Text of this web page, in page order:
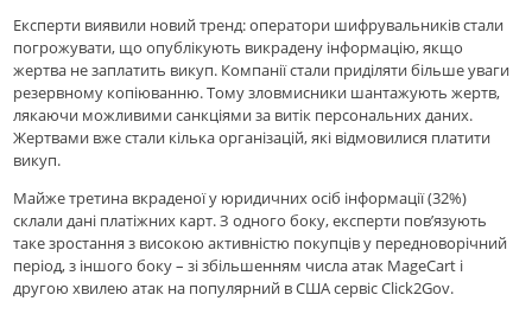
Експерти виявили новий тренд: оператори шифрувальників стали
погрожувати, що опублікують викрадену інформацію, якщо
жертва не заплатить викуп. Компанії стали приділяти більше уваги
резервному копіюванню. Тому зловмисники шантажують жертв,
лякаючи можливими санкціями за витік персональних даних.
Жертвами вже стали кілька організацій, які відмовилися платити
викуп.
Майже третина вкраденої у юридичних осіб інформації (32%)
склали дані платіжних карт. З одного боку, експерти пов’язують
таке зростання з високою активністю покупців у передноворічний
період, з іншого боку – зі збільшенням числа атак MageCart і
другою хвилею атак на популярний в США сервіс Click2Gov.